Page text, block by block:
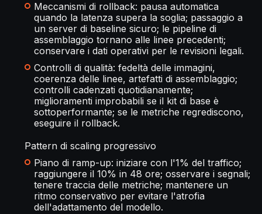
Meccanismi di rollback: pausa automatica
quando la latenza supera la soglia; passaggio a
un server di baseline sicuro; le pipeline di
assemblaggio tornano alle linee precedenti;
conservare i dati operativi per le revisioni legali.
Controlli di qualità: fedeltà delle immagini,
coerenza delle linee, artefatti di assemblaggio;
controlli cadenzati quotidianamente;
miglioramenti improbabili se il kit di base è
sottoperformante; se le metriche regrediscono,
eseguire il rollback.
Pattern di scaling progressivo
Piano di ramp-up: iniziare con l'1% del traffico;
raggiungere il 10% in 48 ore; osservare i segnali;
tenere traccia delle metriche; mantenere un
ritmo conservativo per evitare l'atrofia
dell'adattamento del modello.